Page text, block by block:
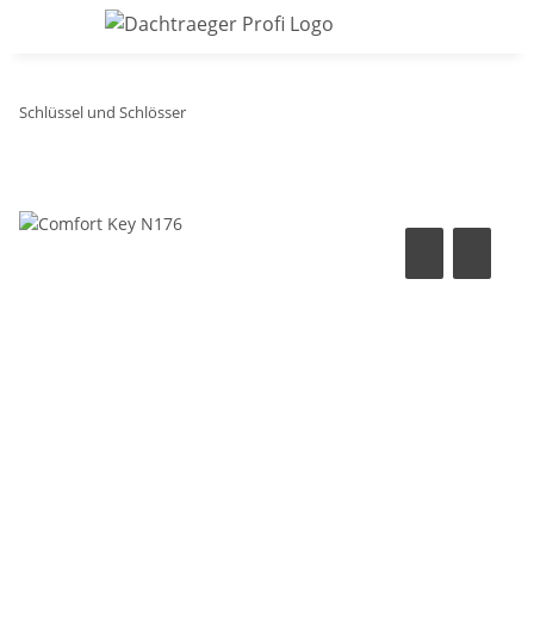
Schlüssel und Schlösser